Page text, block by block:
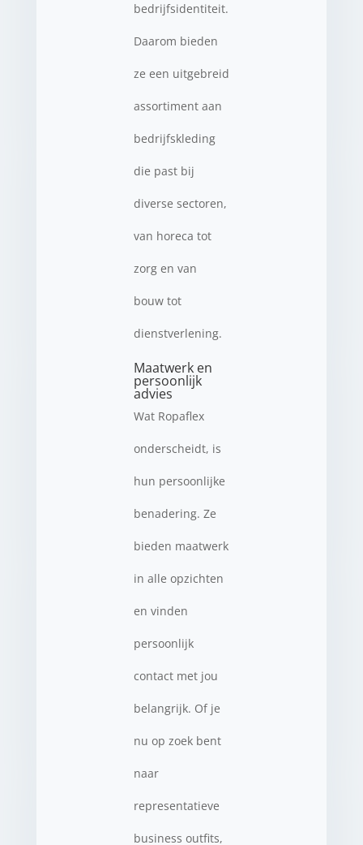
bedrijfsidentiteit.
Daarom bieden
ze een uitgebreid
assortiment aan
bedrijfskleding
die past bij
diverse sectoren,
van horeca tot
zorg en van
bouw tot
dienstverlening.
Maatwerk en
persoonlijk
advies
Wat Ropaflex
onderscheidt, is
hun persoonlijke
benadering. Ze
bieden maatwerk
in alle opzichten
en vinden
persoonlijk
contact met jou
belangrijk. Of je
nu op zoek bent
naar
representatieve
business outfits,